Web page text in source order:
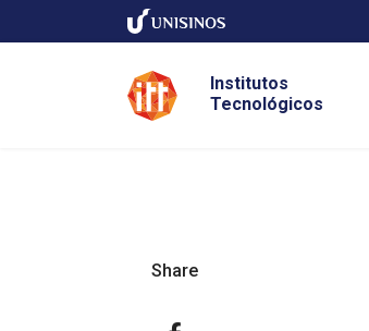
Institutos
Tecnológicos
Share